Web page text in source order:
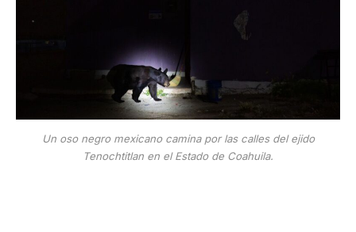
Un oso negro mexicano camina por las calles del ejido
Tenochtitlan en el Estado de Coahuila.